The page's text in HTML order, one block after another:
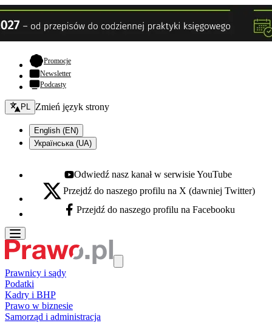
Promocje- otwiera się w nowej karcie
Newsletter
Podcasty
Zmień język - bieżący:
PL Zmień język strony
English (EN)
Українська (UA)
Youtube - otwiera się w nowej karcie
Odwiedź nasz kanał w serwisie YouTube
X - otwiera się w nowej karcie
Przejdź do naszego profilu na X (dawniej Twitter)
Facebook - otwiera się w nowej karcie
Przejdź do naszego profilu na Facebooku
Prawnicy i sądy
Podatki
Kadry i BHP
Prawo w biznesie
Samorząd i administracja